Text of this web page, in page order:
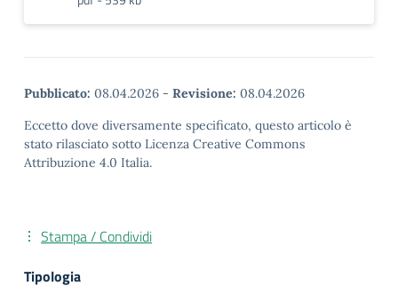
Pubblicato: 08.04.2026 - Revisione: 08.04.2026
Eccetto dove diversamente specificato, questo articolo è
stato rilasciato sotto Licenza Creative Commons
Attribuzione 4.0 Italia.
Stampa / Condividi
Tipologia